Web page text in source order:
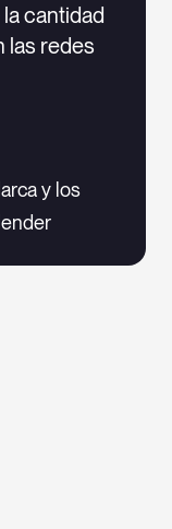
cantidad
las redes
y los